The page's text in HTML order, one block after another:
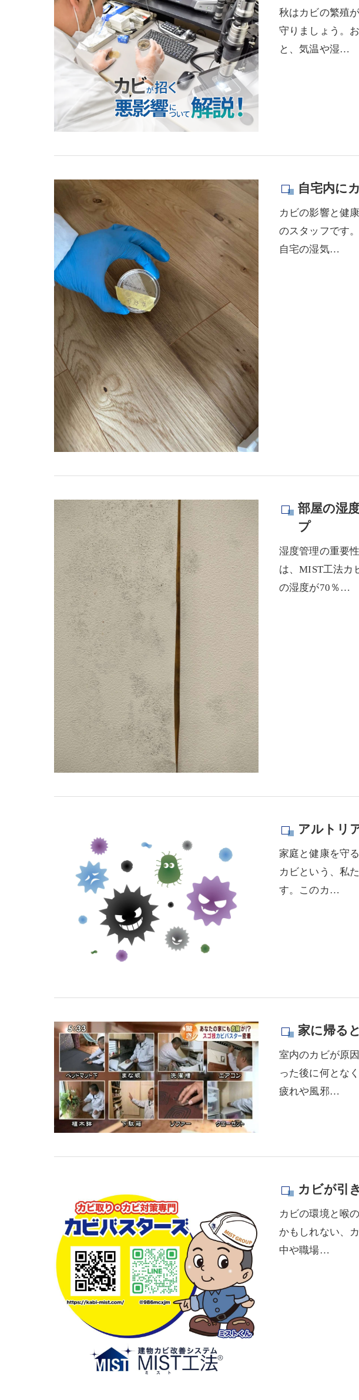
秋はカビの繁殖
守りましょう。
と、気温や湿…
自宅内に
カビの影響と健
のスタッフです
自宅の湿気…
部屋の湿
プ
湿度管理の重要
は、MIST工法カ
の湿度が70％…
アルトリ
家庭と健康を守
カビという、私
す。このカ…
家に帰る
室内のカビが原
った後に何とな
疲れや風邪…
カビが引
カビの環境と喉
かもしれない、
中や職場…